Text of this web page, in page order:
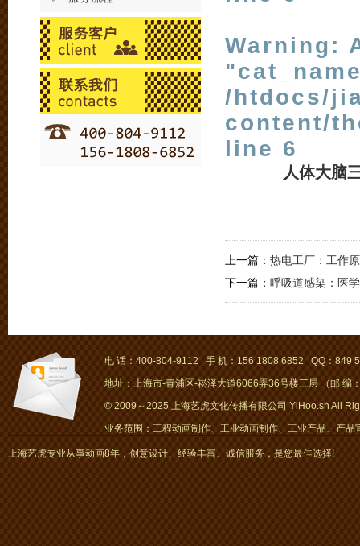
Warning:
/htdocs/
content/
line 6
人体大脑
上一篇： 热电工厂：工作
下一篇： 呼吸道感染：医
电 话：400-804-9112 手 机：156 1808 6852 QQ：849
地址：上海市-青浦区-崧泽大道6066弄36号楼三层 （邮 编
© 2009～2025 上海艺虎文化传播有限公司 YiHoo.sh All
业务范围：工程动画制作、工业动画制作、工业产品、产
画、mg动画
上海艺虎专业从事动画8年，创意设计、经验丰富、诚信服务，是您最佳选择!